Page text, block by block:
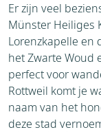
Er zijn veel
Münster Heiliges
Lorenzkapelle en
het Zwarte Woud
perfect voor
Rottweil komt je
naam van het
deze stad